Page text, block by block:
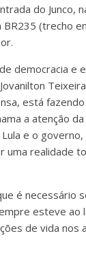
do Junco,
BR235 (trecho
democracia e
está
a atenção da
e o governo,
uma realidade
é necessário
esteve ao
de vida nos